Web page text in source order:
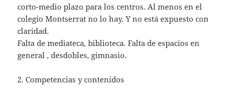
corto-medio plazo para los centros. Al menos en el
colegio Montserrat no lo hay. Y no está expuesto con
claridad.
Falta de mediateca, biblioteca. Falta de espacios en
general , desdobles, gimnasio.
2. Competencias y contenidos